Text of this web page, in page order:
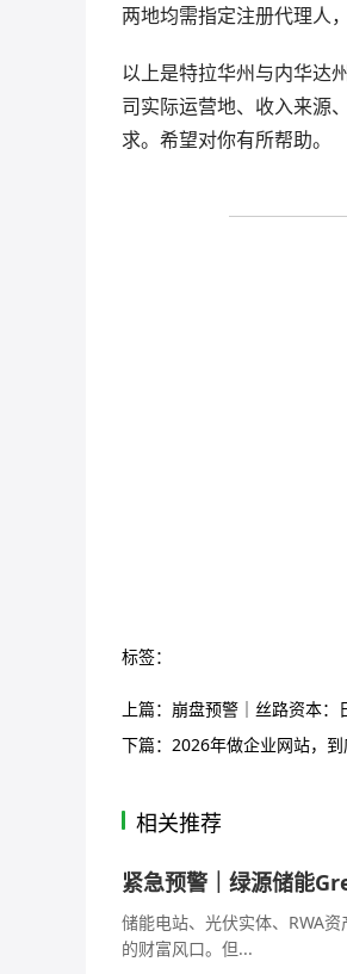
两地均需指定注册代理人
以上是特拉华州与内华达
司实际运营地、收入来源
求。希望对你有所帮助。
标签：
上篇： 崩盘预警｜丝路资本：
下篇： 2026年做企业网站，
相关推荐
紧急预警｜绿源储能
储能电站、光伏实体、RWA
的财富风口。但...